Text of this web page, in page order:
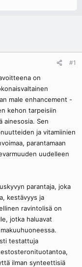
#1
on
male enhancement -
kehon tarpeisiin
ainesosia. Sen
ja vitamiinien
parantamaan
uudelleen
parantaja, joka
kestävyys ja
ravintolisä on
jotka haluavat
testattuja
ilman synteettisiä